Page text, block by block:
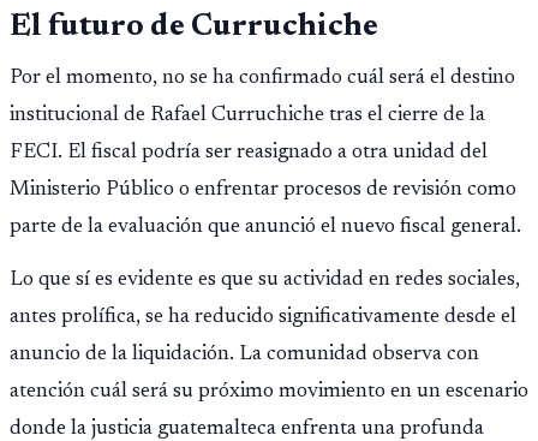
El futuro de Curruchiche
Por el momento, no se ha confirmado cuál será el destino
institucional de Rafael Curruchiche tras el cierre de la
FECI. El fiscal podría ser reasignado a otra unidad del
Ministerio Público o enfrentar procesos de revisión como
parte de la evaluación que anunció el nuevo fiscal general.
Lo que sí es evidente es que su actividad en redes sociales,
antes prolífica, se ha reducido significativamente desde el
anuncio de la liquidación. La comunidad observa con
atención cuál será su próximo movimiento en un escenario
donde la justicia guatemalteca enfrenta una profunda